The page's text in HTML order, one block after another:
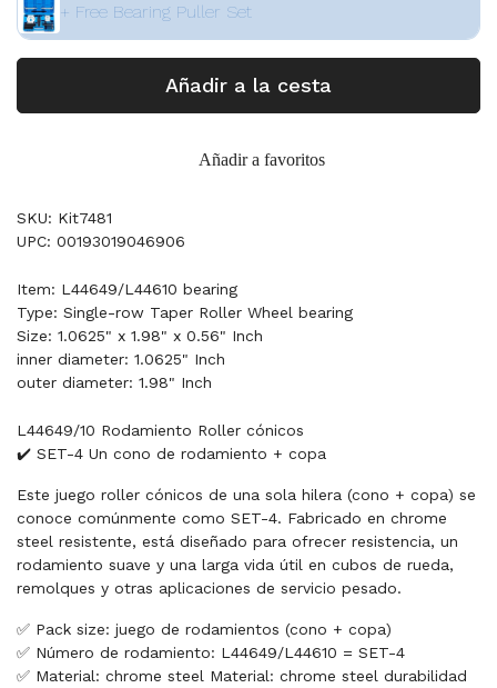
+ Free Bearing Puller Set
Añadir a la cesta
Añadir a favoritos
SKU: Kit7481
UPC: 00193019046906
Item: L44649/L44610 bearing
Type: Single-row Taper Roller Wheel bearing
Size: 1.0625" x 1.98" x 0.56" Inch
inner diameter: 1.0625" Inch
outer diameter: 1.98" Inch
L44649/10 Rodamiento Roller cónicos
✔️ SET-4 Un cono de rodamiento + copa
Este juego roller cónicos de una sola hilera (cono + copa) se
conoce comúnmente como SET-4. Fabricado en chrome
steel resistente, está diseñado para ofrecer resistencia, un
rodamiento suave y una larga vida útil en cubos de rueda,
remolques y otras aplicaciones de servicio pesado.
✅ Pack size: juego de rodamientos (cono + copa)
✅ Número de rodamiento: L44649/L44610 = SET-4
✅ Material: chrome steel Material: chrome steel durabilidad